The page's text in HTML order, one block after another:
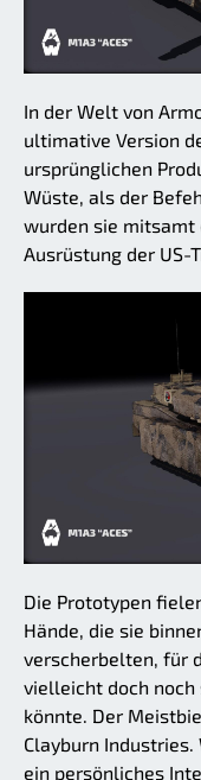
In der Welt von
ultimative Version
ursprünglichen
Wüste, als der
wurden sie mitsamt
Ausrüstung der US-
Die Prototypen
Hände, die sie
verscherbelten, für
vielleicht doch noch
könnte. Der
Clayburn
ein persönliches